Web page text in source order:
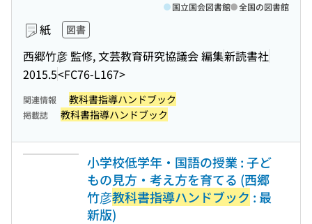
紙 図書
西郷竹彦 監修, 文芸教育研究協議会 編集新読書社
2015.5<FC76-L167>
国立国会図書館 全国の図書館
関連情報 教科書指導ハンドブック
掲載誌 教科書指導ハンドブック
小学校低学年・国語の授業 : 子ど
もの見方・考え方を育てる (西郷
竹彦教科書指導ハンドブック : 最
新版)